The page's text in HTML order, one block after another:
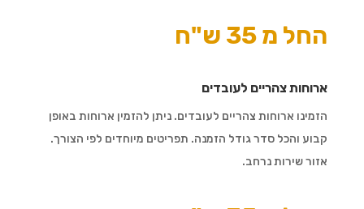
החל מ 35 ש"ח
ארוחות צהריים לעובדים
הזמינו ארוחות צהריים לעובדים. ניתן להזמין ארוחות באופן
קבוע והכל סדר גודל הזמנה. תפריטים מיוחדים לפי הצורך.
אזור שירות נרחב.